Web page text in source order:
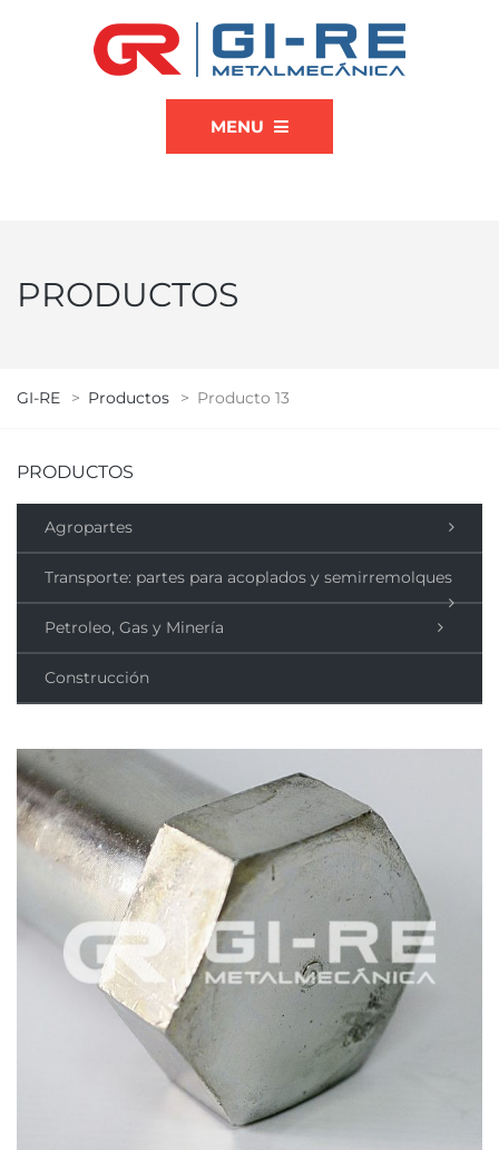
MENU
PRODUCTOS
GI-RE > Productos > Producto 13
PRODUCTOS
Agropartes
Transporte: partes para acoplados y semirremolques
Petroleo, Gas y Minería
Construcción